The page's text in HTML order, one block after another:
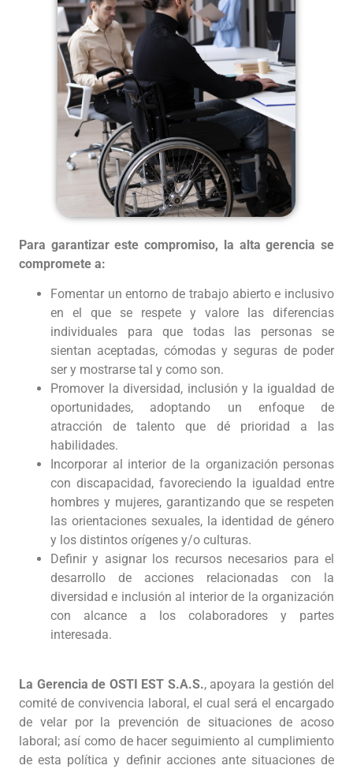
Para garantizar este compromiso, la alta gerencia se
compromete a:
Fomentar un entorno de trabajo abierto e inclusivo
en el que se respete y valore las diferencias
individuales para que todas las personas se
sientan aceptadas, cómodas y seguras de poder
ser y mostrarse tal y como son.
Promover la diversidad, inclusión y la igualdad de
oportunidades, adoptando un enfoque de
atracción de talento que dé prioridad a las
habilidades.
Incorporar al interior de la organización personas
con discapacidad, favoreciendo la igualdad entre
hombres y mujeres, garantizando que se respeten
las orientaciones sexuales, la identidad de género
y los distintos orígenes y/o culturas.
Definir y asignar los recursos necesarios para el
desarrollo de acciones relacionadas con la
diversidad e inclusión al interior de la organización
con alcance a los colaboradores y partes
interesada.
La Gerencia de OSTI EST S.A.S., apoyara la gestión del
comité de convivencia laboral, el cual será el encargado
de velar por la prevención de situaciones de acoso
laboral; así como de hacer seguimiento al cumplimiento
de esta política y definir acciones ante situaciones de